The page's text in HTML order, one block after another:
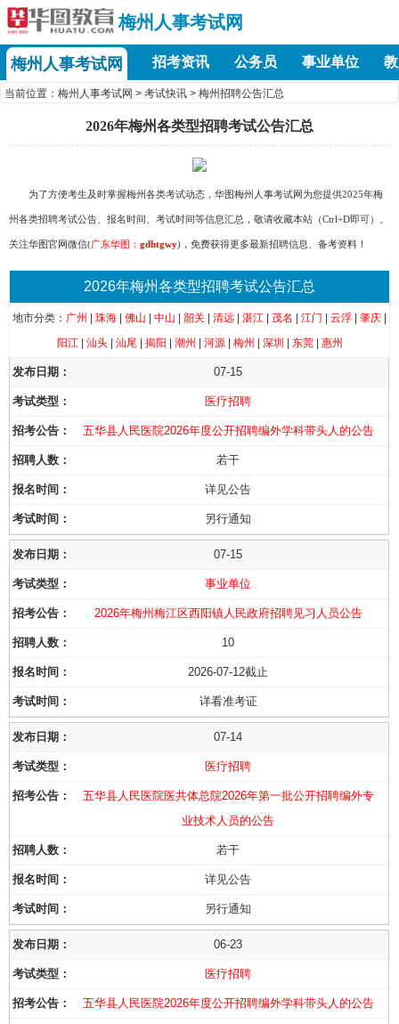
梅州人事考试网
梅州人事考试网 招考资讯 公务员 事业单位
当前位置：梅州人事考试网 >考试快讯 >梅州招聘公告汇总
2026年梅州各类型招聘考试公告汇总
为了方便考生及时掌握梅州各类考试动态，华图梅州人事考试网为您提供2025年梅
州各类招聘考试公告、报名时间、考试时间等信息汇总，敬请收藏本站（Ctrl+D即可）。
关注华图官网微信(广东华图： gdhtgwy)，免费获得更多最新招聘信息、备考资料！
2026年梅州各类型招聘考试公告汇总
地市分类： 广州 珠海 佛山 中山 韶关 清远 湛江 茂名 江门 云浮 肇庆
阳江| 汕头| 汕尾| 揭阳 潮州 河源| 梅州 深圳 东莞| 惠州
07-15
医疗招聘
五华县人民医院2026年度公开招聘编外学科带头人的公告
若干
详见公告
另行通知
07-15
事业单位
2026年梅州梅江区西阳镇人民政府招聘见习人员公告
10
2026-07-12截止
详看准考证
07-14
医疗招聘
五华县人民医院医共体总院2026年第一批公开招聘编外专
业技术人员的公告
若干
详见公告
另行通知
06-23
医疗招聘
五华县人民医院2026年度公开招聘编外学科带头人的公告